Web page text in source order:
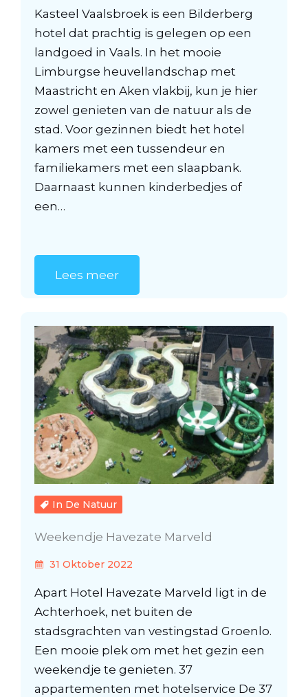
Kasteel Vaalsbroek is een Bilderberg
hotel dat prachtig is gelegen op een
landgoed in Vaals. In het mooie
Limburgse heuvellandschap met
Maastricht en Aken vlakbij, kun je hier
zowel genieten van de natuur als de
stad. Voor gezinnen biedt het hotel
kamers met een tussendeur en
familiekamers met een slaapbank.
Daarnaast kunnen kinderbedjes of
een…
Lees meer
In De Natuur
Weekendje Havezate Marveld
31 Oktober 2022
Apart Hotel Havezate Marveld ligt in de
Achterhoek, net buiten de
stadsgrachten van vestingstad Groenlo.
Een mooie plek om met het gezin een
weekendje te genieten. 37
appartementen met hotelservice De 37